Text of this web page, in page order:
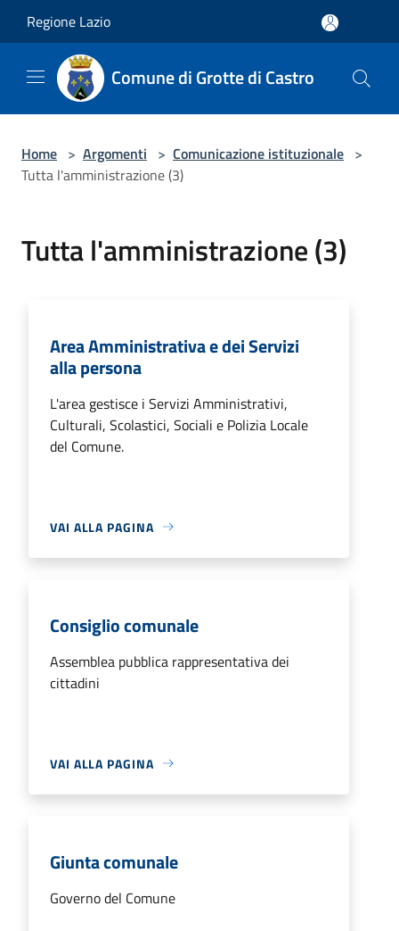
Regione Lazio
Comune di Grotte di Castro
Home > Argomenti > Comunicazione istituzionale >
Tutta l'amministrazione (3)
Tutta l'amministrazione (3)
Area Amministrativa e dei Servizi
alla persona
L'area gestisce i Servizi Amministrativi,
Culturali, Scolastici, Sociali e Polizia Locale
del Comune.
VAI ALLA PAGINA
Consiglio comunale
Assemblea pubblica rappresentativa dei
cittadini
VAI ALLA PAGINA
Giunta comunale
Governo del Comune